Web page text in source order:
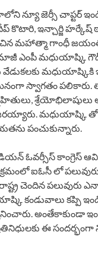
న్యూ జెర్సీ చాప్టర్
కొటారి, ఇన్చార్జి హర్కేష్
మహాత్మా గాంధీ
మాజీ ఎంపీ మధుయాష్కి
ఘనంగా స్వాగతం
శ్రేయోభిలాషులు
మధుయాష్కి తో
పంచుకున్నారు.
ఓవర్సీస్ కాంగ్రెస్
ఐఓసీ లో
చెందిన పలువురు
కండువాలు కప్పి
అంతేకాకుండా
ఈ